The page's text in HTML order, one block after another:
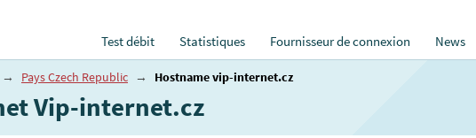
Test débit Statistiques Fournisseur de connexion News
→ Pays Czech Republic → Hostname vip-internet.cz
Vip-internet.cz